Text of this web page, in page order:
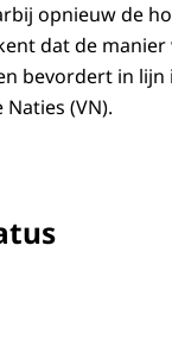
opnieuw de
dat de
bevordert in lijn
(VN).